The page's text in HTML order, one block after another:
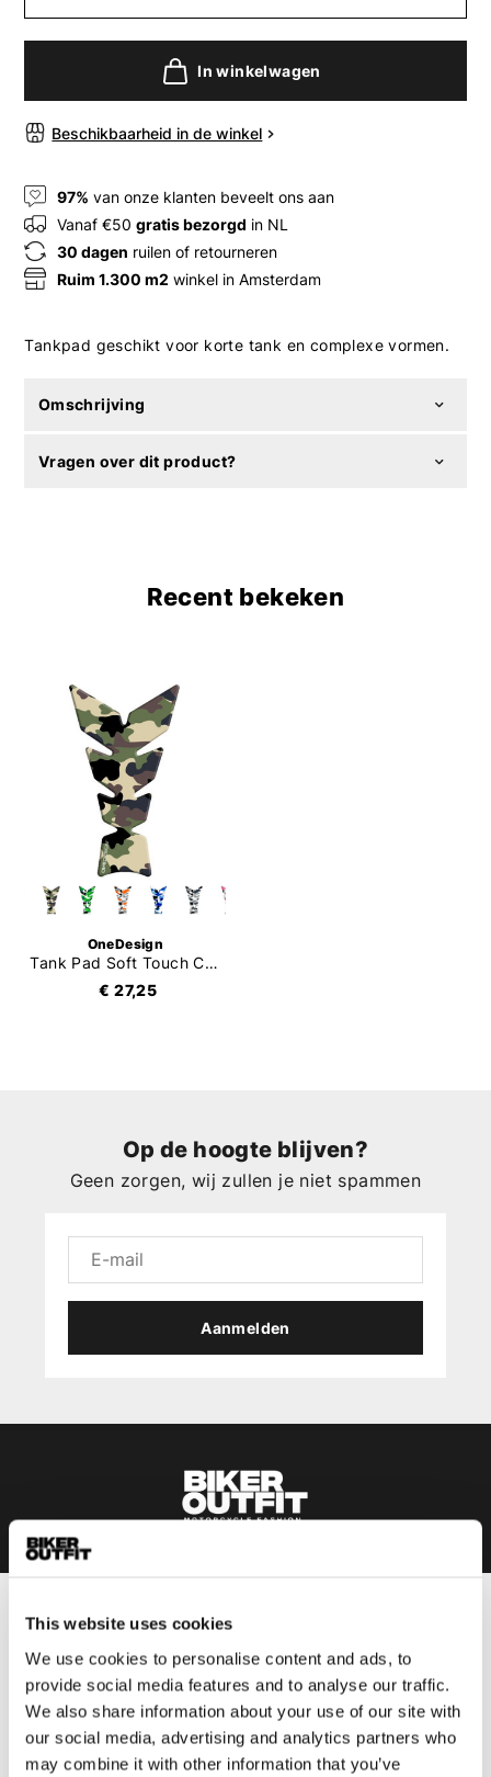
This website uses cookies
We use cookies to personalise content and ads, to
provide social media features and to analyse our traffic.
We also share information about your use of our site with
our social media, advertising and analytics partners who
may combine it with other information that you’ve
In winkelwagen
Beschikbaarheid in de winkel
97% van onze klanten beveelt ons aan
Vanaf €50gratis bezorgd in NL
30 dagen ruilen of retourneren
Ruim 1.300 m2 winkel in Amsterdam
Tankpad geschikt voor korte tank en complexe vormen.
Omschrijving
Vragen over dit product?
Recent bekeken
OneDesign
Tank Pad Soft Touch Camo
€ 27,25
Op de hoogte blijven?
Geen zorgen, wij zullen je niet spammen
Aanmelden
Heren
Motorkleding heren
Motorjas heren
Motorbroek heren
Motorpak heren